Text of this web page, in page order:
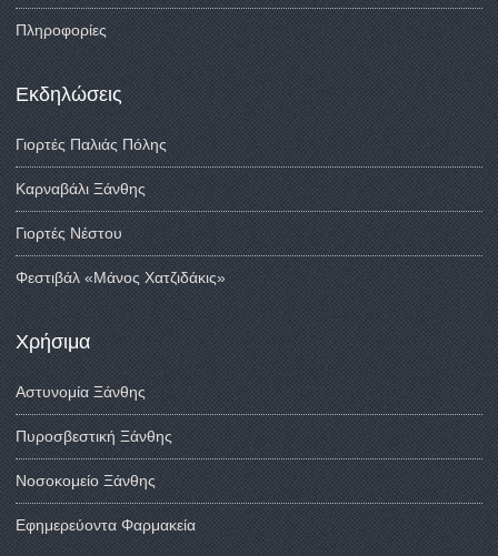
Πληροφορίες
Εκδηλώσεις
Γιορτές Παλιάς Πόλης
Καρναβάλι Ξάνθης
Γιορτές Νέστου
Φεστιβάλ «Μάνος Χατζιδάκις»
Χρήσιμα
Αστυνομία Ξάνθης
Πυροσβεστική Ξάνθης
Νοσοκομείο Ξάνθης
Εφημερεύοντα Φαρμακεία